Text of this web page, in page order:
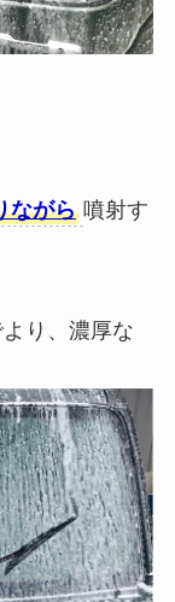
ながら 噴射す
り、濃厚な